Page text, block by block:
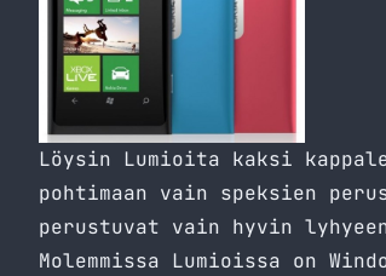
Löysin Lumioita kaksi
pohtimaan vain speksien
perustuvat vain hyvin
Molemmissa Lumioissa on